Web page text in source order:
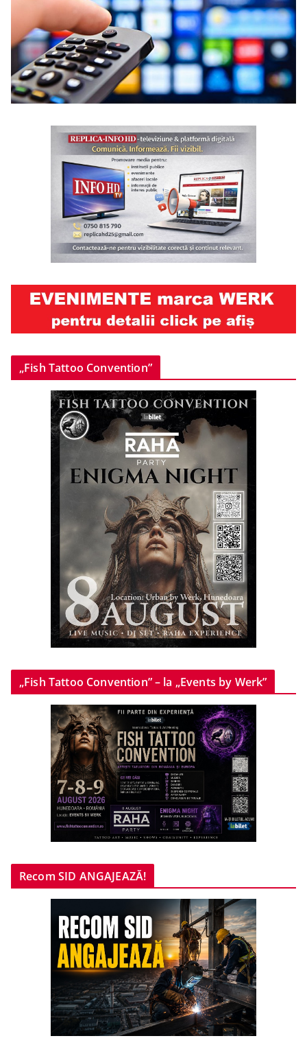
„Fish Tattoo Convention”
„Fish Tattoo Convention” – la „Events by Werk”
Recom SID ANGAJEAZĂ!